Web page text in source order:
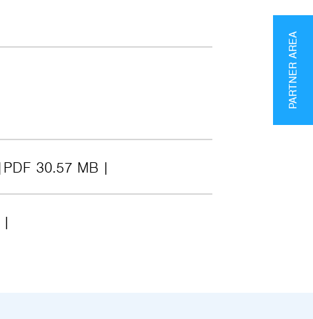
PDF 30.57 MB
PARTNER AREA